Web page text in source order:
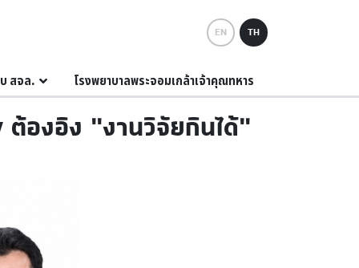
EN TH
สจล. โรงพยาบาลพระจอมเกล้าเจ้าคุณทหาร
องอิง “งานวิจัยกินได้”